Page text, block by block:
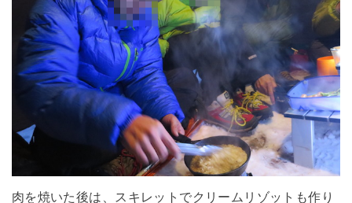
肉を焼いた後は、スキレットでクリームリゾットも作り